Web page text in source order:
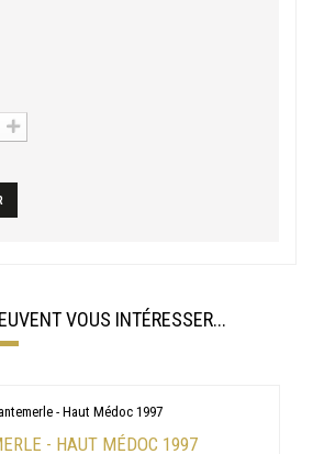
VOUS INTÉRESSER...
- HAUT MÉDOC 1997